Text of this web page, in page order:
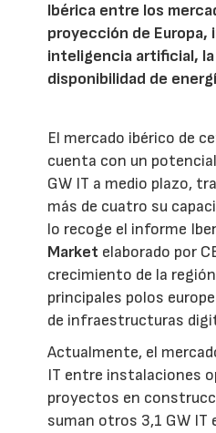
Ibérica entre los
proyección de Europa,
inteligencia artificial, la
disponibilidad de
El mercado ibérico de
cuenta con un
GW IT a medio plazo,
más de cuatro su
lo recoge el informe
Market elaborado por
crecimiento de la
principales polos
de infraestructuras
Actualmente, el
IT entre instalaciones
proyectos en
suman otros 3,1 GW IT